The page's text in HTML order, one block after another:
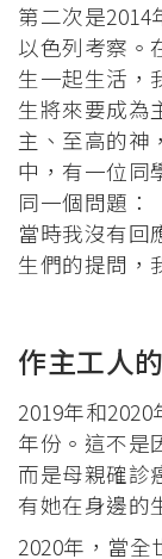
第二次是
以色列考察。
生一起生活，
生將來要成為
主、至高的神
中，有一位同
同一個問題：
當時我沒有回
生們的提問，
作主工人
2019年和
年份。這不是
而是母親確診
有她在身邊的
2020年，當